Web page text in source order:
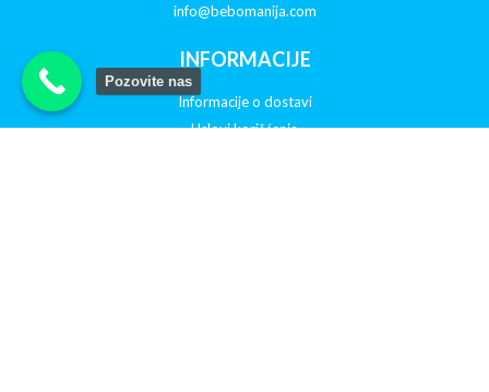
info@bebomanija.com
INFORMACIJE
Informacije o dostavi
Uslovi korišćenja
Pozovite nas